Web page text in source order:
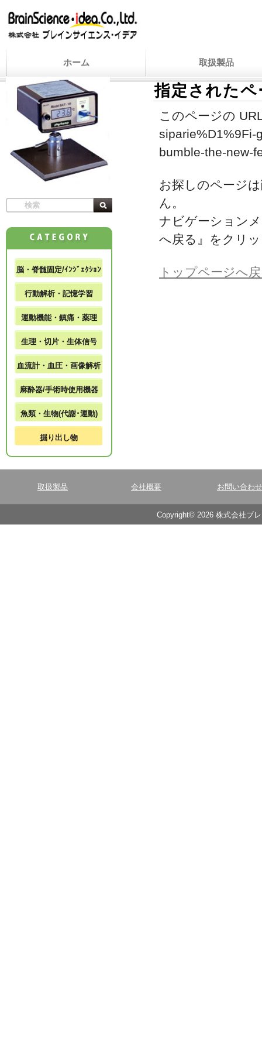
ホーム 取扱製品
指定された
このページの
siparie%D1%9Fi-
bumble-the-new-
お探しのページ
ん。
ナビゲーション
へ戻る』をクリ
トップページへ
脳・脊髄固定/ｲﾝｼﾞｪｸｼｮﾝ
行動解析・記憶学習
運動機能・鎮痛・薬理
生理・切片・生体信号
血流計・血圧・画像解析
麻酔器/手術時使用機器
魚類・生物(代謝･運動)
掘り出し物
取扱製品 会社概要 お問い合わせ
Copyright© 2026 株式会社ブ